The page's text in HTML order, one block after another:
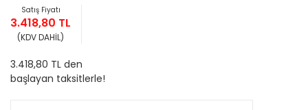
Satış Fiyatı
3.418,80 TL
(KDV DAHİL)
3.418,80 TL den
başlayan taksitlerle!